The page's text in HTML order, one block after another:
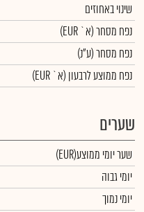
שינוי באחוזים
נפח מסחר(א` EUR)
נפח מסחר(ע"נ)
נפח ממוצע לרבעון (א` EUR)
שערים
שער יומי ממוצע(EUR)
יומי גבוה
יומי נמוך